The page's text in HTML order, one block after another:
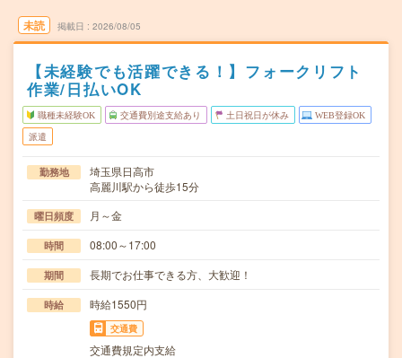
未読 掲載日 2026/08/05
【未経験でも活躍できる！】フォークリフト
作業/日払いOK
職種未経験OK 交通費別途支給あり 土日祝日が休み WEB登録OK
派遣
勤務地
埼玉県日高市
高麗川駅から徒歩15分
曜日頻度 月～金
時間 08:00～17:00
期間 長期でお仕事できる方、大歓迎！
時給 時給1550円
交通費
交通費規定内支給